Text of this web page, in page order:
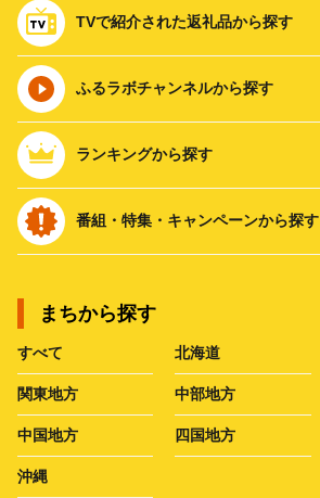
TVで紹介された返礼品から探す
ふるラボチャンネルから探す
ランキングから探す
番組・特集・キャンペーンから探す
まちから探す
すべて 北海道
関東地方 中部地方
中国地方 四国地方
沖縄